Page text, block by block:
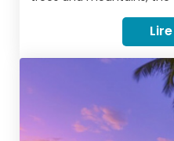
Tamarin exudes an
harmony that seduce
favourable seaside and
is renowned for its
sand beach and